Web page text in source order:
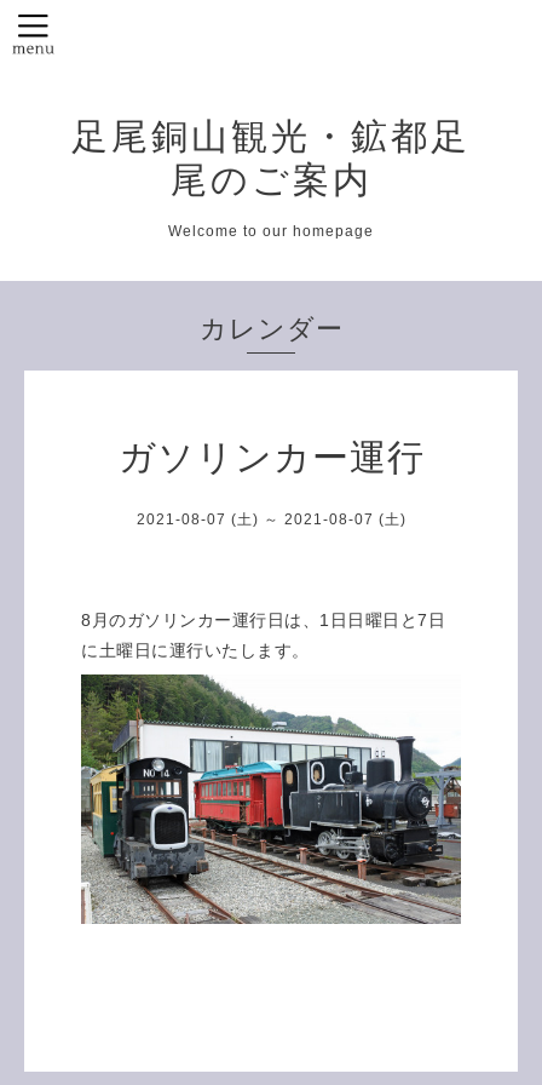
足尾銅山観光・鉱都足
尾のご案内
Welcome to our homepage
カレンダー
ガソリンカー運行
2021-08-07 (土) ～ 2021-08-07 (土)
8月のガソリンカー運行日は、1日日曜日と7日
に土曜日に運行いたします。